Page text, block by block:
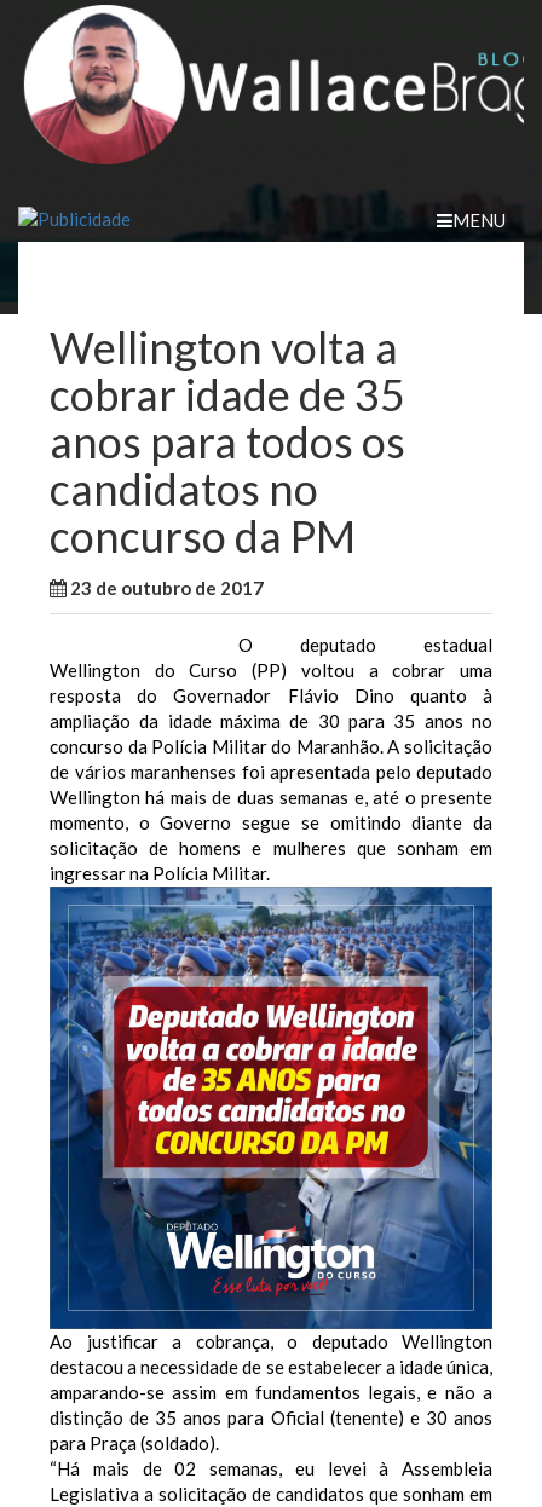
content
MENU
Wellington volta a
cobrar idade de 35
anos para todos os
candidatos no
concurso da PM
23 de outubro de 2017
O deputado estadual
Wellington do Curso (PP) voltou a cobrar uma
resposta do Governador Flávio Dino quanto à
ampliação da idade máxima de 30 para 35 anos no
concurso da Polícia Militar do Maranhão. A solicitação
de vários maranhenses foi apresentada pelo deputado
Wellington há mais de duas semanas e, até o presente
momento, o Governo segue se omitindo diante da
solicitação de homens e mulheres que sonham em
ingressar na Polícia Militar.
Ao justificar a cobrança, o deputado Wellington
destacou a necessidade de se estabelecer a idade única,
amparando-se assim em fundamentos legais, e não a
distinção de 35 anos para Oficial (tenente) e 30 anos
para Praça (soldado).
“Há mais de 02 semanas, eu levei à Assembleia
Legislativa a solicitação de candidatos que sonham em